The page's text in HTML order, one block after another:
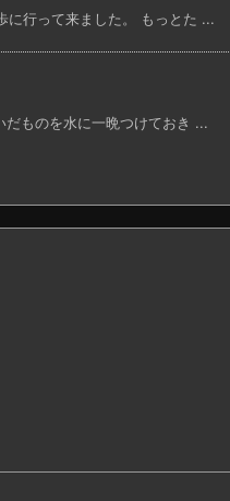
に行って来ました。 もっとた ...
ものを水に一晩つけておき ...